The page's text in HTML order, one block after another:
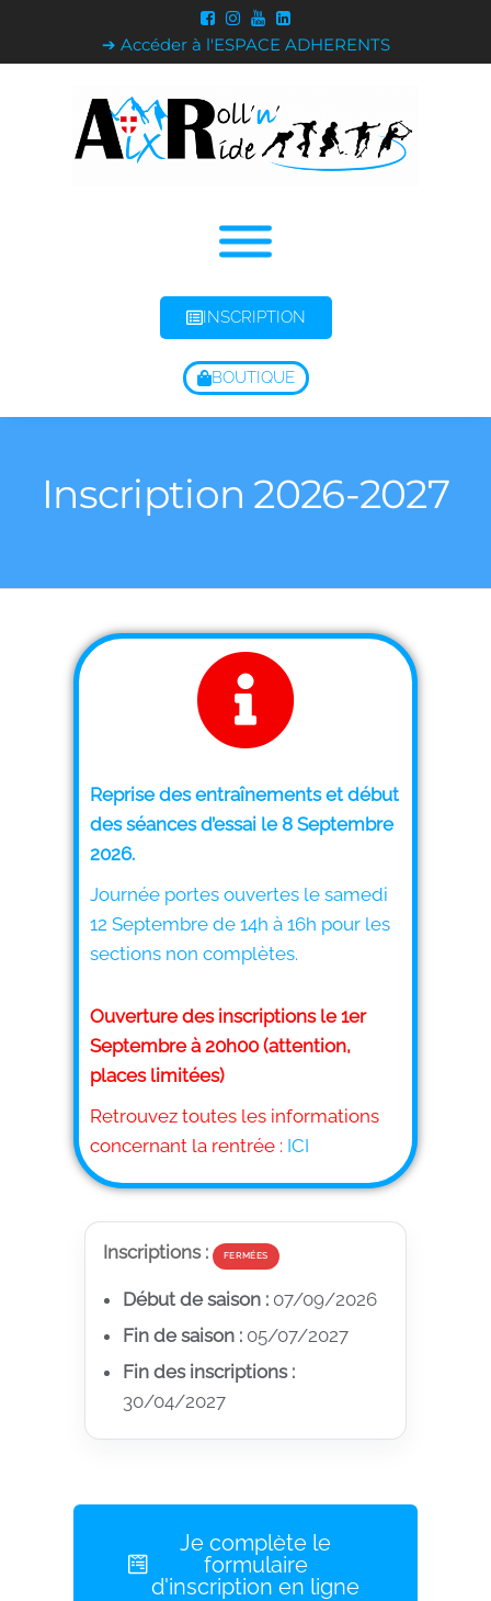
➔ Accéder à l'ESPACE ADHERENTS
INSCRIPTION
BOUTIQUE
Inscription 2026-2027
Reprise des entraînements et début
des séances d’essai le 8 Septembre
2026.
Journée portes ouvertes le samedi
12 Septembre de 14h à 16h pour les
sections non complètes.
Ouverture des inscriptions le 1er
Septembre à 20h00 (attention,
places limitées)
Retrouvez toutes les informations
concernant la rentrée : ICI
Inscriptions : FERMÉES
Début de saison :07/09/2026
Fin de saison :05/07/2027
Fin des inscriptions :
30/04/2027
Je complète le
formulaire
d'inscription en ligne